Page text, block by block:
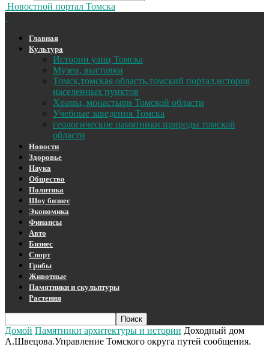
Новостной портал Томска
Главная
Культура
Истории улиц Томска
Музеи, выставки
Томск,томская область,томский портал,история
населенных пунктов
Храмы, монастыри Томской области
Учебные заведения Томска
геологические памятники природы томской
области
Новости
Здоровье
Наука
Общество
Политика
Шоу бизнес
Экономика
Финансы
Авто
Бизнес
Спорт
Грибы
Животные
Памятники и скульптуры
Растения
Домой Памятники архитектуры и истории Доходный дом
А.Швецова.Управление Томского округа путей сообщения.